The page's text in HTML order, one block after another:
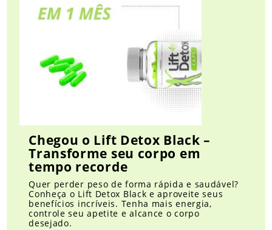
Chegou o Lift Detox Black –
Transforme seu corpo em
tempo recorde
Quer perder peso de forma rápida e saudável?
Conheça o Lift Detox Black e aproveite seus
benefícios incríveis. Tenha mais energia,
controle seu apetite e alcance o corpo
desejado.